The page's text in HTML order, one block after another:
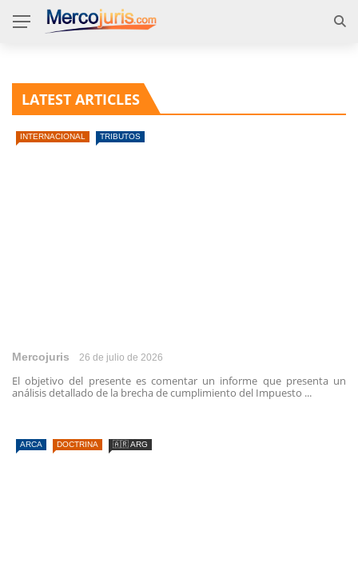
LATEST ARTICLES
INTERNACIONAL TRIBUTOS
Mercojuris 26 de julio de 2026
El objetivo del presente es comentar un informe que presenta un
análisis detallado de la brecha de cumplimiento del Impuesto ...
ARCA DOCTRINA 🇦🇷 ARG